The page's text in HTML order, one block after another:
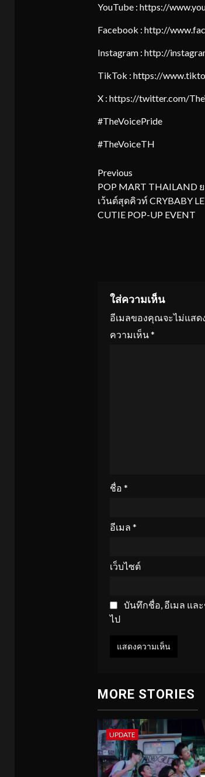
YouTube : https://
Facebook : http://
Instagram : http://
TikTok : https://
X : https://twitter.com/
#TheVoicePride
#TheVoiceTH
Continue
Reading
Previous
POP MART THAILAND
เว้นต์สุดคิวท์ CRYBABY
CUTIE POP-UP EVENT
ใส่ความเห็น
อีเมลของคุณจะไม่แสด
ความเห็น*
ชื่อ *
อีเมล *
เว็บไซต์
บันทึกชื่อ, อีเมล แล
ไป
MORE STORIES
UPDATE